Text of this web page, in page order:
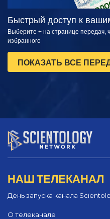
Быстрый доступ к
Выберите + на странице передач,
избранного
ПОКАЗАТЬ ВСЕ
НАШ ТЕЛЕКАНАЛ
День запуска канала
О телеканале